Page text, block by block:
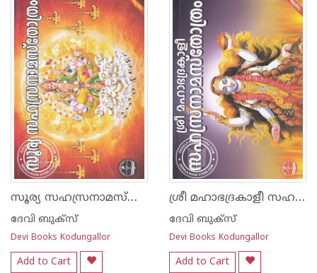
സൂര്യ സഹസ്രനാമസ്തോത്രം - വലിയ അക്ഷരം
ദേവി ബുക്സ്
Devi Books Kodungallor
Add to Cart
ശ്രീ മഹാഭദ്രകാളീ സഹസ്രനാമ സ്തോത്രം - വലിയ അക്ഷരം
ദേവി ബുക്സ്
Devi Books Kodungallor
Add to Cart